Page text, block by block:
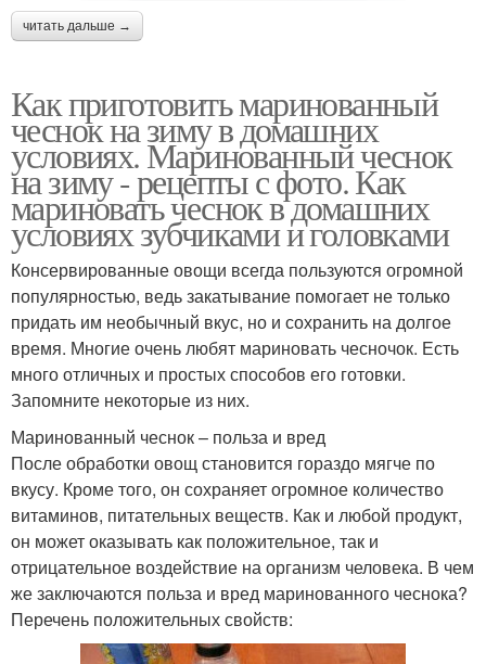
читать дальше →
Как приготовить маринованный
чеснок на зиму в домашних
условиях. Маринованный чеснок
на зиму - рецепты с фото. Как
мариновать чеснок в домашних
условиях зубчиками и головками
Консервированные овощи всегда пользуются огромной
популярностью, ведь закатывание помогает не только
придать им необычный вкус, но и сохранить на долгое
время. Многие очень любят мариновать чесночок. Есть
много отличных и простых способов его готовки.
Запомните некоторые из них.
Маринованный чеснок – польза и вред
После обработки овощ становится гораздо мягче по
вкусу. Кроме того, он сохраняет огромное количество
витаминов, питательных веществ. Как и любой продукт,
он может оказывать как положительное, так и
отрицательное воздействие на организм человека. В чем
же заключаются польза и вред маринованного чеснока?
Перечень положительных свойств: